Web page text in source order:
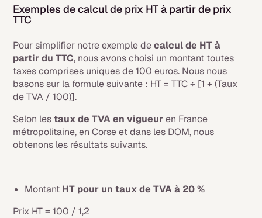
Exemples de calcul de prix HT à partir de prix
TTC
Pour simplifier notre exemple decalcul de HT à
partir du TTC, nous avons choisi un montant toutes
taxes comprises uniques de 100 euros. Nous nous
basons sur la formule suivante : HT = TTC ÷ [1 + (Taux
de TVA / 100)].
Selon lestaux de TVA en vigueuren France
métropolitaine, en Corse et dans les DOM, nous
obtenons les résultats suivants.
Montant HT pour un taux de TVA à 20 %
Prix HT = 100 / 1,2